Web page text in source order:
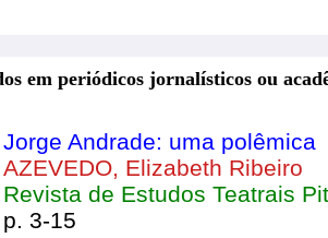
em periódicos jornalísticos ou
Jorge Andrade: uma polêmica
AZEVEDO, Elizabeth Ribeiro
Revista de Estudos Teatrais
p. 3-15